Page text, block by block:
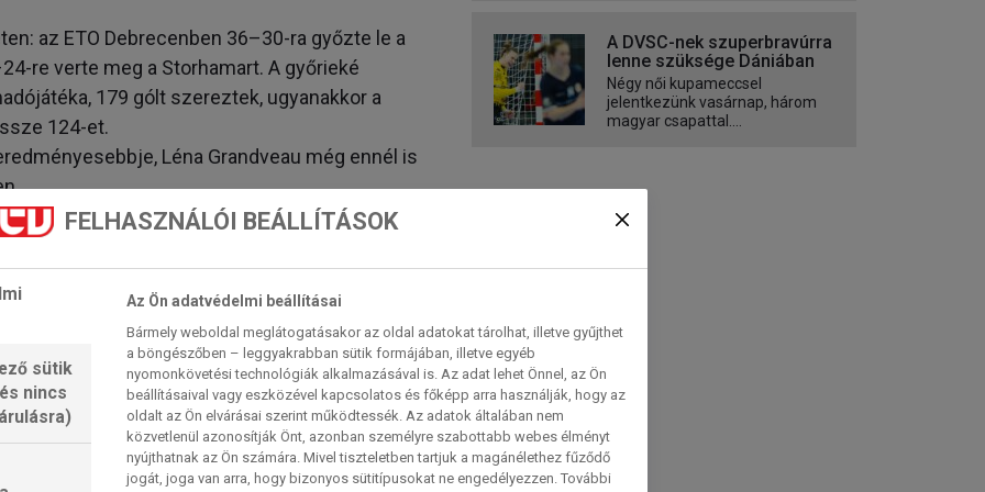
az ETO Debrecenben 36–30-ra győzte le a
re verte meg a Storhamart. A győrieké
179 gólt szereztek, ugyanakkor a
124-et.
Léna Grandveau még ennél is
csaptak össze, akkor a Metz mindkét
re és 39–28-ra. Az összmérleg ezzel
Mindketten ott voltak a legutóbbi budapesti
a Győr végül megszerezte 7. BL-címét, a Metz
előző idényben a franciákat erősítette, akiknek
az irányító Vámos Petra és a jobbátlövő Albek
az idényben.
arra kell tudnunk kényszeríteni az ellenfelet,
gólt, és persze ne adjunk nekik könnyű
A DVSC-nek szuperbravúrra
lenne szüksége Dániában
Négy női kupameccsel
jelentkezünk vasárnap, három
magyar csapattal....
FELHASZNÁLÓI BEÁLLÍTÁSOK
sütik
nincs
Az Ön adatvédelmi beállításai
Bármely weboldal meglátogatásakor az oldal adatokat tárolhat, illetve gyűjthet
a böngészőben – leggyakrabban sütik formájában, illetve egyéb
nyomonkövetési technológiák alkalmazásával is. Az adat lehet Önnel, az Ön
beállításaival vagy eszközével kapcsolatos és főképp arra használják, hogy az
oldalt az Ön elvárásai szerint működtessék. Az adatok általában nem
közvetlenül azonosítják Önt, azonban személyre szabottabb webes élményt
nyújthatnak az Ön számára. Mivel tiszteletben tartjuk a magánélethez fűződő
jogát, joga van arra, hogy bizonyos sütitípusokat ne engedélyezzen. További